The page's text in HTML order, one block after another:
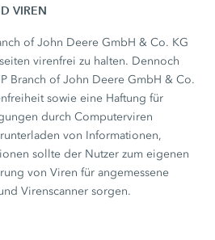
VIREN
of John Deere GmbH & Co. KG
virenfrei zu halten. Dennoch
Branch of John Deere GmbH & Co.
sowie eine Haftung für
durch Computerviren
von Informationen,
sollte der Nutzer zum eigenen
von Viren für angemessene
Virenscanner sorgen.